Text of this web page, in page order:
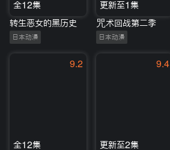
全12集
转生恶女的黑历史
日本动漫
更新至1集
咒术回战第二季
日本动漫
9.2
全12集
9.4
更新至2集